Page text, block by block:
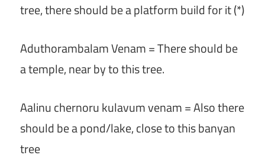
tree, there should be a platform build for it (*)
Aduthorambalam Venam = There should be
a temple, near by to this tree.
Aalinu chernoru kulavum venam = Also there
should be a pond/lake, close to this banyan
tree